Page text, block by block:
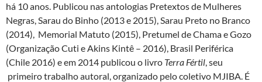
há 10 anos. Publicou nas antologias Pretextos de Mulheres
Negras, Sarau do Binho (2013 e 2015), Sarau Preto no Branco
(2014), Memorial Matuto (2015), Pretumel de Chama e Gozo
(Organização Cuti e Akins Kintê – 2016), Brasil Periférica
(Chile 2016) e em 2014 publicou o livro Terra Fértil, seu
primeiro trabalho autoral, organizado pelo coletivo MJIBA. É